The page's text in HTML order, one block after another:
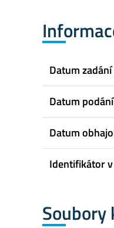
Datum
Datum
Datum
Identifikátor
Soubory